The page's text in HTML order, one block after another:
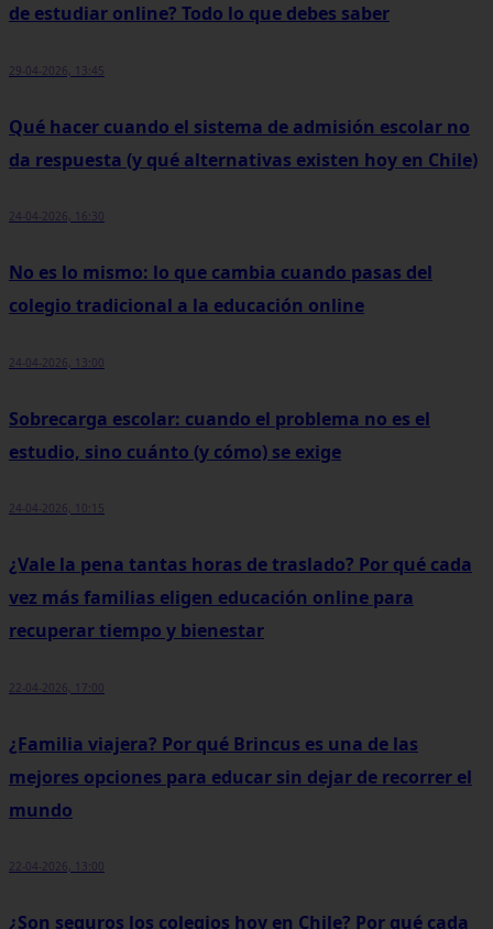
de estudiar online? Todo lo que debes saber
29-04-2026, 13:45
Qué hacer cuando el sistema de admisión escolar no
da respuesta (y qué alternativas existen hoy en Chile)
24-04-2026, 16:30
No es lo mismo: lo que cambia cuando pasas del
colegio tradicional a la educación online
24-04-2026, 13:00
Sobrecarga escolar: cuando el problema no es el
estudio, sino cuánto (y cómo) se exige
24-04-2026, 10:15
¿Vale la pena tantas horas de traslado? Por qué cada
vez más familias eligen educación online para
recuperar tiempo y bienestar
22-04-2026, 17:00
¿Familia viajera? Por qué Brincus es una de las
mejores opciones para educar sin dejar de recorrer el
mundo
22-04-2026, 13:00
¿Son seguros los colegios hoy en Chile? Por qué cada